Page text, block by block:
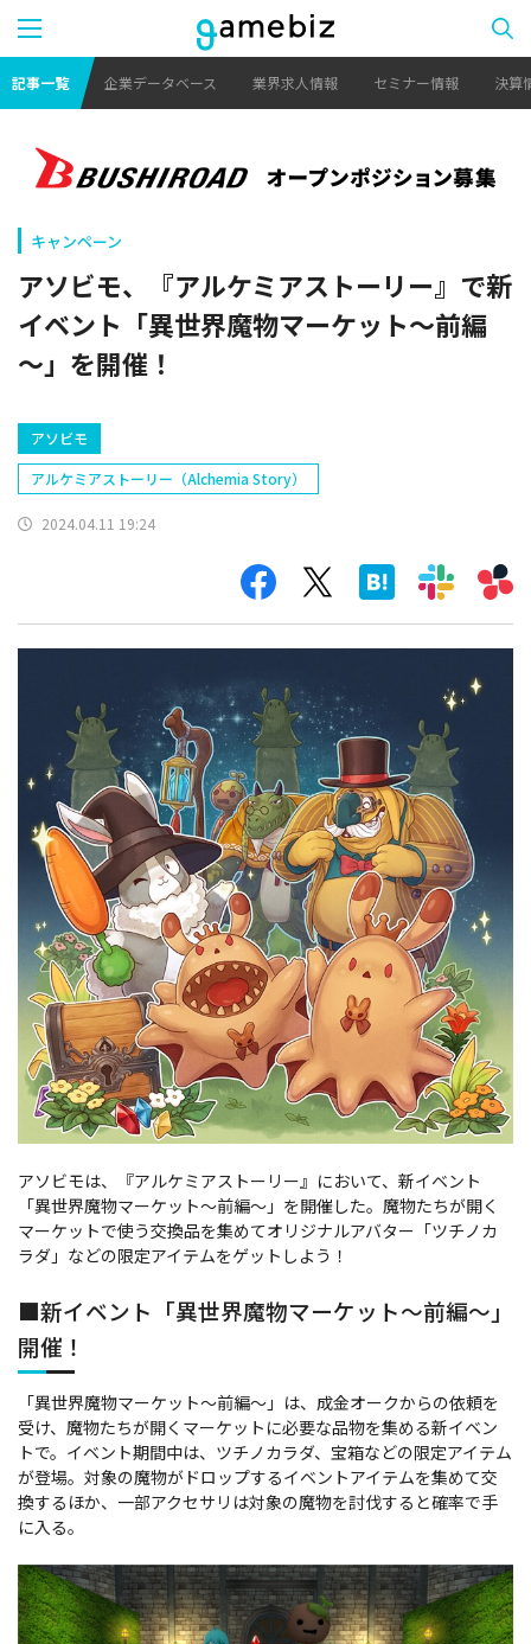
記事一覧 企業データベース 業界求人情報 セミナー情報 決算
キャンペーン
アソビモ、『アルケミアストーリー』で新
イベント「異世界魔物マーケット～前編
～」を開催！
アソビモ
アルケミアストーリー（Alchemia Story）
2024.04.11 19:24
アソビモは、『アルケミアストーリー』において、新イベント
「異世界魔物マーケット～前編～」を開催した。魔物たちが開く
マーケットで使う交換品を集めてオリジナルアバター「ツチノカ
ラダ」などの限定アイテムをゲットしよう！
■新イベント「異世界魔物マーケット～前編～」
開催！
「異世界魔物マーケット～前編～」は、成金オークからの依頼を
受け、魔物たちが開くマーケットに必要な品物を集める新イベン
トで。イベント期間中は、ツチノカラダ、宝箱などの限定アイテム
が登場。対象の魔物がドロップするイベントアイテムを集めて交
換するほか、一部アクセサリは対象の魔物を討伐すると確率で手
に入る。